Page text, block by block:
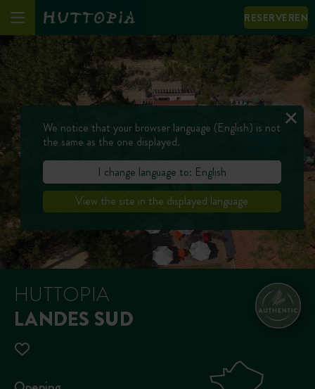
RESERVEREN
HUTTOPIA
LANDES SUD
We notice that your browser language (English) is not
the same as the one displayed.
I change language to: English
View the site in the displayed language